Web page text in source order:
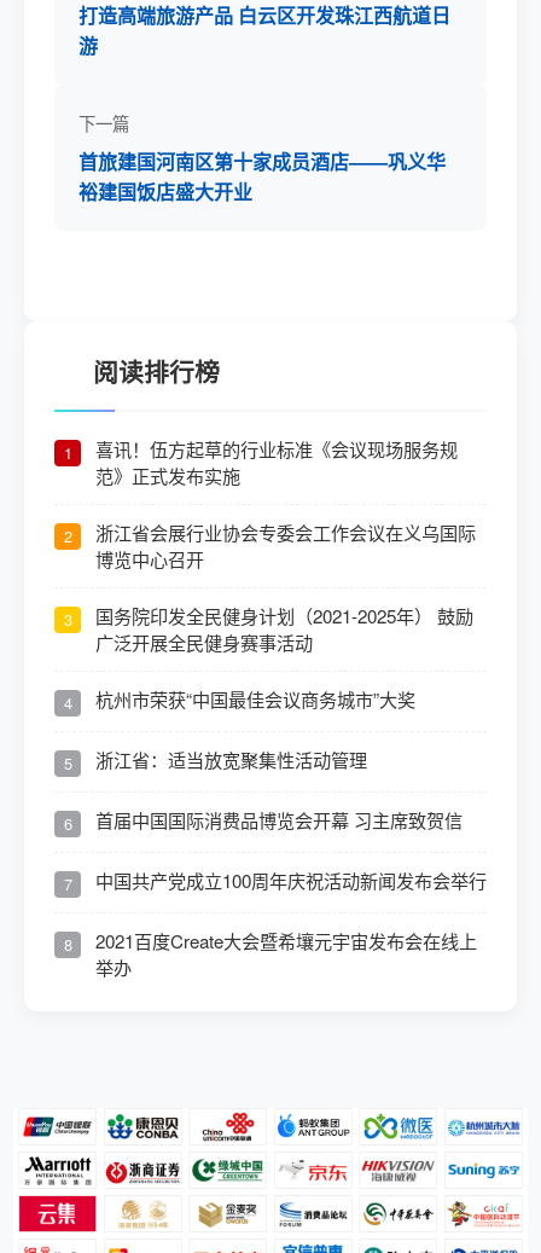
打造高端旅游产品 白云区开发珠江西航道日
游
下一篇
首旅建国河南区第十家成员酒店——巩义华
裕建国饭店盛大开业
阅读排行榜
1
喜讯！伍方起草的行业标准《会议现场服务规
范》正式发布实施
2
浙江省会展行业协会专委会工作会议在义乌国际
博览中心召开
3
国务院印发全民健身计划（2021-2025年） 鼓励
广泛开展全民健身赛事活动
4 杭州市荣获“中国最佳会议商务城市”大奖
5 浙江省：适当放宽聚集性活动管理
6 首届中国国际消费品博览会开幕 习主席致贺信
7 中国共产党成立100周年庆祝活动新闻发布会举行
8
2021百度Create大会暨希壤元宇宙发布会在线上
举办